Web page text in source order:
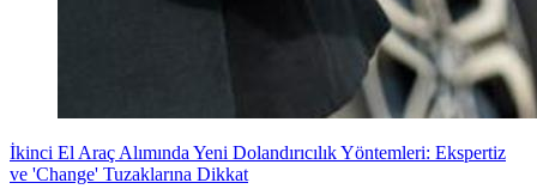
İkinci El Araç Alımında Yeni Dolandırıcılık Yöntemleri: Ekspertiz
ve 'Change' Tuzaklarına Dikkat